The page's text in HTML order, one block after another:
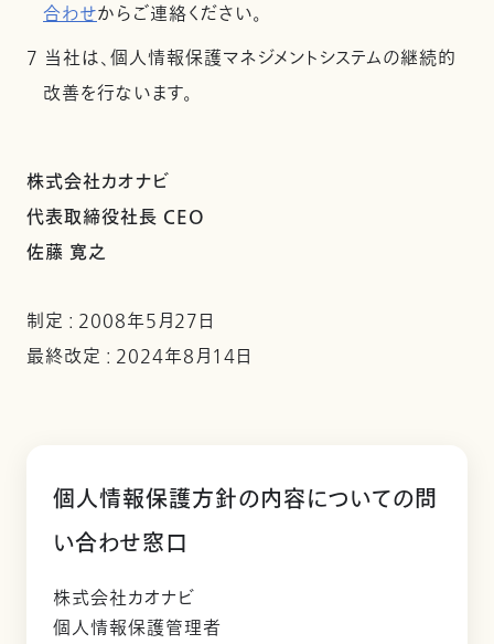
合わせからご連絡ください。
7 当社は、個人情報保護マネジメントシステムの継続的
改善を行ないます。
株式会社カオナビ
代表取締役社長 CEO
佐藤 寛之
制定 : 2008年5月27日
最終改定 : 2024年8月14日
個人情報保護方針の内容についての問
い合わせ窓口
株式会社カオナビ
個人情報保護管理者